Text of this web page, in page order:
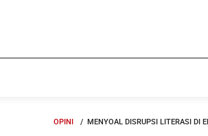
OPINI MENYOAL DISRUPSI LITERASI DI